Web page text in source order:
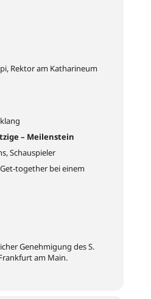
Rektor am Katharineum
– Meilenstein
Schauspieler
together bei einem
Genehmigung des S.
am Main.